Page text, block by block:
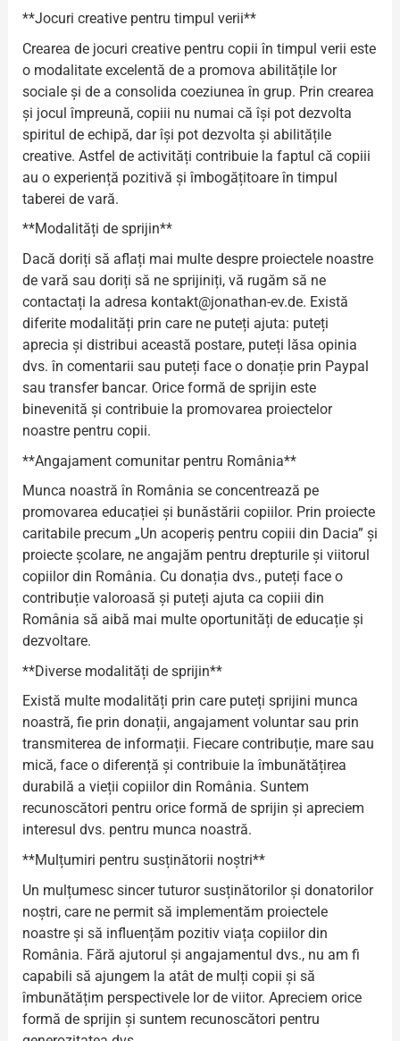
**Jocuri creative pentru timpul verii**
Crearea de jocuri creative pentru copii în timpul verii este
o modalitate excelentă de a promova abilitățile lor
sociale și de a consolida coeziunea în grup. Prin crearea
și jocul împreună, copiii nu numai că își pot dezvolta
spiritul de echipă, dar își pot dezvolta și abilitățile
creative. Astfel de activități contribuie la faptul că copiii
au o experiență pozitivă și îmbogățitoare în timpul
taberei de vară.
**Modalități de sprijin**
Dacă doriți să aflați mai multe despre proiectele noastre
de vară sau doriți să ne sprijiniți, vă rugăm să ne
contactați la adresa kontakt@jonathan-ev.de. Există
diferite modalități prin care ne puteți ajuta: puteți
aprecia și distribui această postare, puteți lăsa opinia
dvs. în comentarii sau puteți face o donație prin Paypal
sau transfer bancar. Orice formă de sprijin este
binevenită și contribuie la promovarea proiectelor
noastre pentru copii.
**Angajament comunitar pentru România**
Munca noastră în România se concentrează pe
promovarea educației și bunăstării copiilor. Prin proiecte
caritabile precum „Un acoperiș pentru copiii din Dacia” și
proiecte școlare, ne angajăm pentru drepturile și viitorul
copiilor din România. Cu donația dvs., puteți face o
contribuție valoroasă și puteți ajuta ca copiii din
România să aibă mai multe oportunități de educație și
dezvoltare.
**Diverse modalități de sprijin**
Există multe modalități prin care puteți sprijini munca
noastră, fie prin donații, angajament voluntar sau prin
transmiterea de informații. Fiecare contribuție, mare sau
mică, face o diferență și contribuie la îmbunătățirea
durabilă a vieții copiilor din România. Suntem
recunoscători pentru orice formă de sprijin și apreciem
interesul dvs. pentru munca noastră.
**Mulțumiri pentru susținătorii noștri**
Un mulțumesc sincer tuturor susținătorilor și donatorilor
noștri, care ne permit să implementăm proiectele
noastre și să influențăm pozitiv viața copiilor din
România. Fără ajutorul și angajamentul dvs., nu am fi
capabili să ajungem la atât de mulți copii și să
îmbunătățim perspectivele lor de viitor. Apreciem orice
formă de sprijin și suntem recunoscători pentru